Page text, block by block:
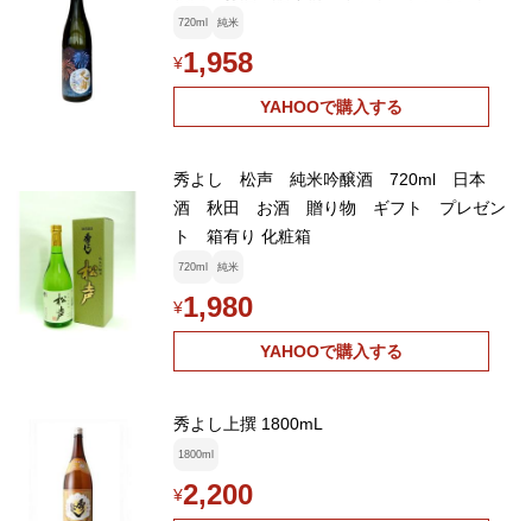
720ml 純米
¥1,958
YAHOOで購入する
秀よし 松声 純米吟醸酒 720ml 日本
酒 秋田 お酒 贈り物 ギフト プレゼン
ト 箱有り 化粧箱
720ml 純米
¥1,980
YAHOOで購入する
秀よし上撰 1800mL
1800ml
¥2,200